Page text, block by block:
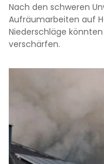
Nach den schweren
Aufräumarbeiten auf
Niederschläge
verschärfen.